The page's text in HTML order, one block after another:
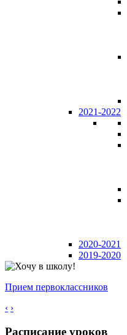
2021-2022
2020-2021
2019-2020
Прием первоклассников
‹ ›
Расписание уроков